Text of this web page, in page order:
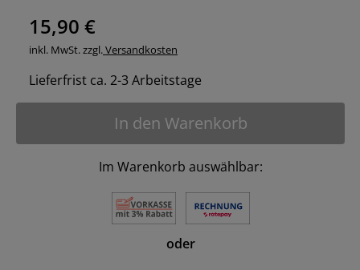
15,90 €
inkl. MwSt. zzgl.Versandkosten
Lieferfrist ca. 2-3 Arbeitstage
In den Warenkorb
Im Warenkorb auswählbar:
oder